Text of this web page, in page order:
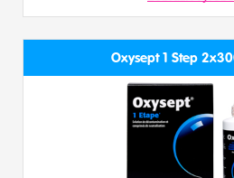
Oxysept 1 Step